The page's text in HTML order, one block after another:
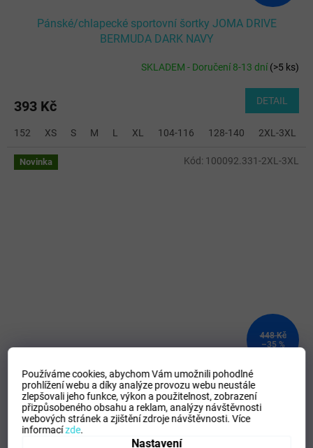
Používáme cookies, abychom Vám umožnili pohodlné
prohlížení webu a díky analýze provozu webu neustále
zlepšovali jeho funkce, výkon a použitelnost,zobrazení
přizpůsobeného obsahu a reklam, analýzy návštěvnosti
webových stránek a zjištění zdroje návštěvnosti.Více
informacízde.
Nastavení
Pánské/chlapecké sportovní šortky JOMA DRIVE
BERMUDA DARK NAVY
SKLADEM - Doručení 8-13 dní(>5 ks)
393 Kč DETAIL
152 XS S M L XL 104-116 128-140 2XL-3XL
Novinka
448 Kč
–35 %
Pánské/Chlapecké sportovní tričko JOMA L/S T-SHIRT
COMBI NAVY BLUE
SKLADEM - Doručení 8-13 dní
Kód: 100092.331-2XL-3XL